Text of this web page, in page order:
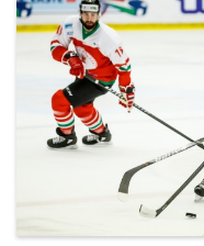
ml_191212_148.jpg